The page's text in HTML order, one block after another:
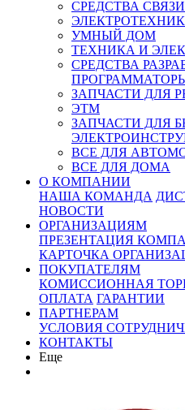
СРЕДСТВА
УМНЫЙ ДОМ
ТЕХНИКА И
СРЕДСТВА
ЗАПЧАСТИ ДЛЯ
ЭТМ
ЗАПЧАСТИ ДЛЯ
ВСЕ ДЛЯ
ВСЕ ДЛЯ ДОМА
О КОМПАНИИ
НАША КОМАНДА
НОВОСТИ
ОРГАНИЗАЦИЯМ
ПРЕЗЕНТАЦИЯ
КАРТОЧКА
ПОКУПАТЕЛЯМ
КОМИССИОННАЯ
ОПЛАТА ГАРАНТИИ
ПАРТНЕРАМ
УСЛОВИЯ
КОНТАКТЫ
Еще